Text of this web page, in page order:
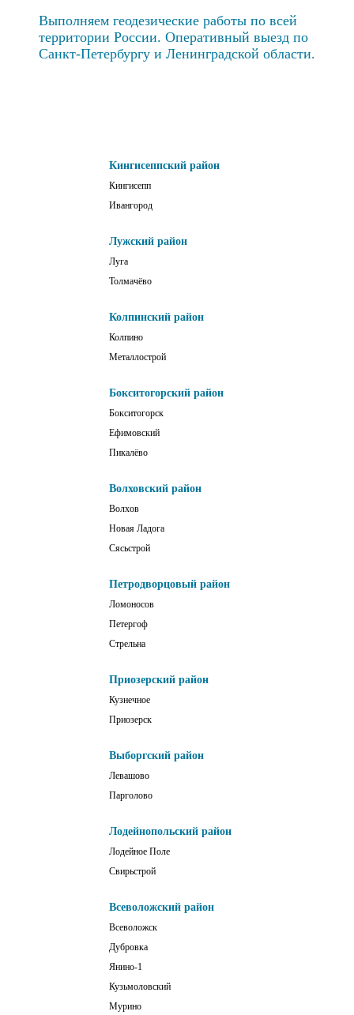
Выполняем геодезические работы по всей
территории России. Оперативный выезд по
Санкт-Петербургу и Ленинградской области.
Кингисеппский район
Кингисепп
Ивангород
Лужский район
Луга
Толмачёво
Колпинский район
Колпино
Металлострой
Бокситогорский район
Бокситогорск
Ефимовский
Пикалёво
Волховский район
Волхов
Новая Ладога
Сясьстрой
Петродворцовый район
Ломоносов
Петергоф
Стрельна
Приозерский район
Кузнечное
Приозерск
Выборгский район
Левашово
Парголово
Лодейнопольский район
Лодейное Поле
Свирьстрой
Всеволожский район
Всеволожск
Дубровка
Янино-1
Кузьмоловский
Мурино